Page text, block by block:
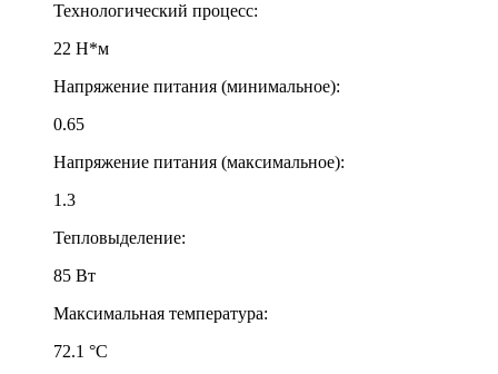
Технологический процесс:
22 Н*м
Напряжение питания (минимальное):
0.65
Напряжение питания (максимальное):
1.3
Тепловыделение:
85 Вт
Максимальная температура:
72.1 °С